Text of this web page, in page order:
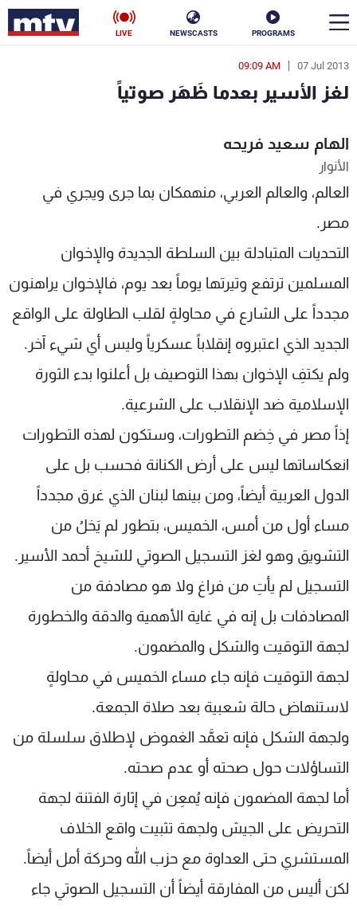
PROGRAMS
NEWSCASTS
LIVE
07 Jul 2013
09:09 AM
لغز الأسير بعدما ظَهَر صوتياً
الهام سعيد فريحه
الأنوار
العالم، والعالم العربي، منهمكان بما جرى ويجري في
مصر.
التحديات المتبادلة بين السلطة الجديدة والإخوان
المسلمين ترتفع وتيرتها يوماً بعد يوم، فالإخوان يراهنون
مجدداً على الشارع في محاولةٍ لقلب الطاولة على الواقع
الجديد الذي اعتبروه إنقلاباً عسكرياً وليس أي شيء آخر.
ولم يكتفِ الإخوان بهذا التوصيف بل أعلنوا بدء الثورة
الإسلامية ضد الإنقلاب على الشرعية.
إذاً مصر في خِضم التطورات، وستكون لهذه التطورات
انعكاساتها ليس على أرض الكنانة فحسب بل على
الدول العربية أيضاً، ومن بينها لبنان الذي غرق مجدداً
مساء أول من أمس، الخميس، بتطور لم يَخلُ من
التشويق وهو لغز التسجيل الصوتي للشيخ أحمد الأسير.
التسجيل لم يأتِ من فراغ ولا هو مصادفة من
المصادفات بل إنه في غاية الأهمية والدقة والخطورة
لجهة التوقيت والشكل والمضمون.
لجهة التوقيت فإنه جاء مساء الخميس في محاولةٍ
لاستنهاض حالة شعبية بعد صلاة الجمعة.
ولجهة الشكل فإنه تعمَّد الغموض لإطلاق سلسلة من
التساؤلات حول صحته أو عدم صحته.
أما لجهة المضمون فإنه يُمعِن في إثارة الفتنة لجهة
التحريض على الجيش ولجهة تثبيت واقع الخلاف
المستشري حتى العداوة مع حزب الله وحركة أمل أيضاً.
لكن أليس من المفارقة أيضاً أن التسجيل الصوتي جاء
en
الأخبار
سياسة
إقتصاد
منوعات
كأس العالم
جدول البرامج
شاهد البرامج
الترددات
عن MTV
الإنـتـاج
وظائف
تواصل معنا
سياسة الخصوصية